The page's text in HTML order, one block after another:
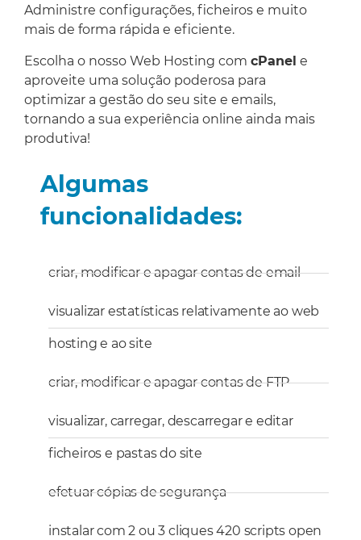
Administre configurações, ficheiros e muito
mais de forma rápida e eficiente.
Escolha o nosso Web Hosting com cPanel e
aproveite uma solução poderosa para
optimizar a gestão do seu site e emails,
tornando a sua experiência online ainda mais
produtiva!
Algumas
funcionalidades:
criar, modificar e apagar contas de email
visualizar estatísticas relativamente ao web
hosting e ao site
criar, modificar e apagar contas de FTP
visualizar, carregar, descarregar e editar
ficheiros e pastas do site
efetuar cópias de segurança
instalar com 2 ou 3 cliques 420 scripts open